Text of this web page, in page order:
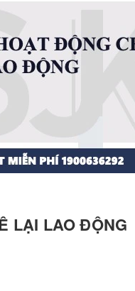
LẠI LAO ĐỘNG